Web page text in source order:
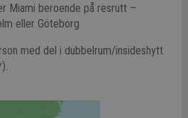
Miami beroende på resrutt –
eller Göteborg
med del i dubbelrum/insideshytt